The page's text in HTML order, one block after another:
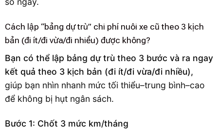
Cách lập “bảng dự trù” chi phí nuôi xe cũ theo 3 kịch
bản (đi ít/đi vừa/đi nhiều) được không?
Bạn có thể lập bảng dự trù theo 3 bước và ra ngay
kết quả theo 3 kịch bản (đi ít/đi vừa/đi nhiều),
giúp bạn nhìn nhanh mức tối thiểu–trung bình–cao
để không bị hụt ngân sách.
Bước 1: Chốt 3 mức km/tháng